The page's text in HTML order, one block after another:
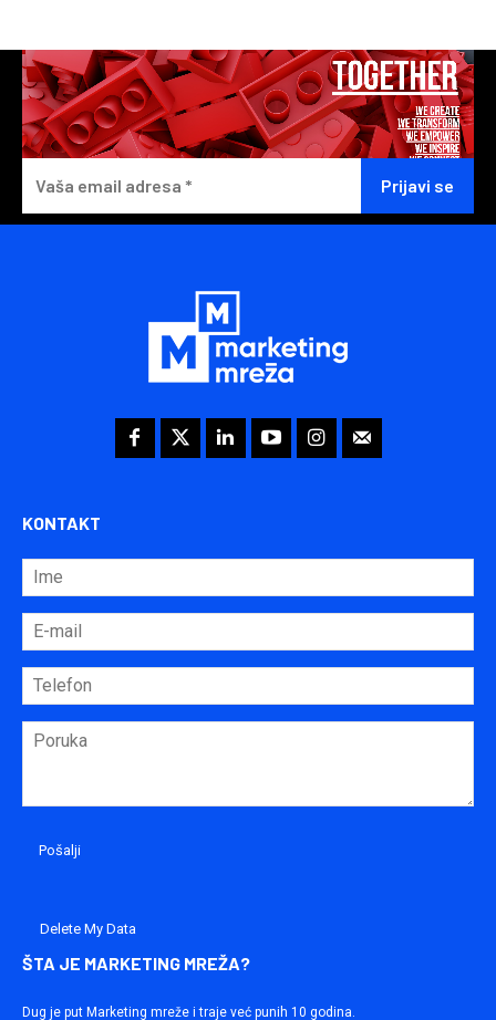
KONTAKT
Delete My Data
ŠTA JE MARKETING MREŽA?
Dug je put Marketing mreže i traje već punih 10 godina.